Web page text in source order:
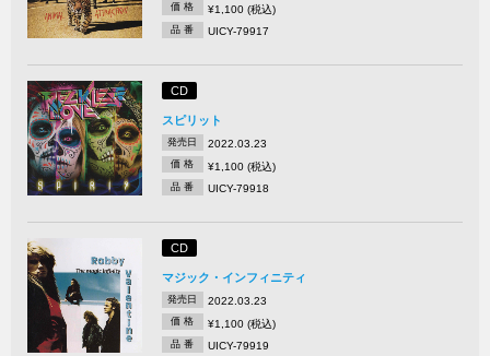
価 格 ¥1,100 (税込)
品 番 UICY-79917
CD
スピリット
発売日 2022.03.23
価 格 ¥1,100 (税込)
品 番 UICY-79918
CD
マジック・インフィニティ
発売日 2022.03.23
価 格 ¥1,100 (税込)
品 番 UICY-79919